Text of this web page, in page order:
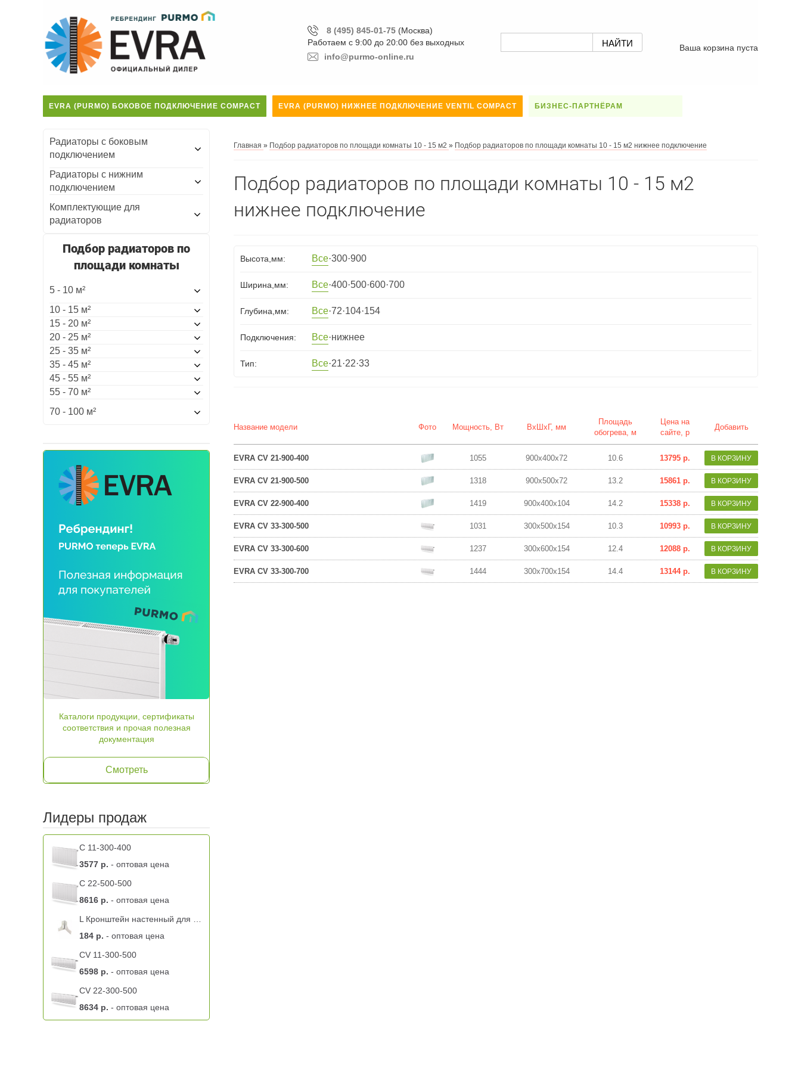
8 (495) 845-01-75 (Москва)
Работаем с 9:00 до 20:00 без выходных
info@purmo-online.ru
Ваша корзина пуста
EVRA (PURMO) БОКОВОЕ ПОДКЛЮЧЕНИЕ COMPACT EVRA (PURMO) НИЖНЕЕ ПОДКЛЮЧЕНИЕ VENTIL COMPACT БИЗНЕС-ПАРТНЁРАМ
Главная » Подбор радиаторов по площади комнаты 10 - 15 м2 » Подбор радиаторов по площади комнаты 10 - 15 м2 нижнее подключение
Подбор радиаторов по площади комнаты 10 - 15 м2
нижнее подключение
Высота,мм: Все·300·900
Ширина,мм: Все·400·500·600·700
Глубина,мм: Все·72·104·154
Подключения: Все·нижнее
Тип: Все·21·22·33
Название модели Фото Мощность, Вт ВхШхГ, мм
Площадь
обогрева, м
Цена на
сайте, р
Добавить
EVRA CV 21-900-400 1055 900х400х72 10.6 13795 р.
EVRA CV 21-900-500 1318 900х500х72 13.2 15861 р.
EVRA CV 22-900-400 1419 900х400х104 14.2 15338 р.
EVRA CV 33-300-500 1031 300х500х154 10.3 10993 р.
EVRA CV 33-300-600 1237 300х600х154 12.4 12088 р.
EVRA CV 33-300-700 1444 300х700х154 14.4 13144 р.
Радиаторы с боковым
подключением
Радиаторы с нижним
подключением
Комплектующие для
радиаторов
Подбор радиаторов по
площади комнаты
5 - 10 м²
10 - 15 м²
15 - 20 м²
20 - 25 м²
25 - 35 м²
35 - 45 м²
45 - 55 м²
55 - 70 м²
70 - 100 м²
Каталоги продукции, сертификаты
соответствия и прочая полезная
документация
Смотреть
Лидеры продаж
C 11-300-400
3577 р. - оптовая цена
C 22-500-500
8616 р. - оптовая цена
184 р. - оптовая цена
CV 11-300-500
6598 р. - оптовая цена
CV 22-300-500
8634 р. - оптовая цена